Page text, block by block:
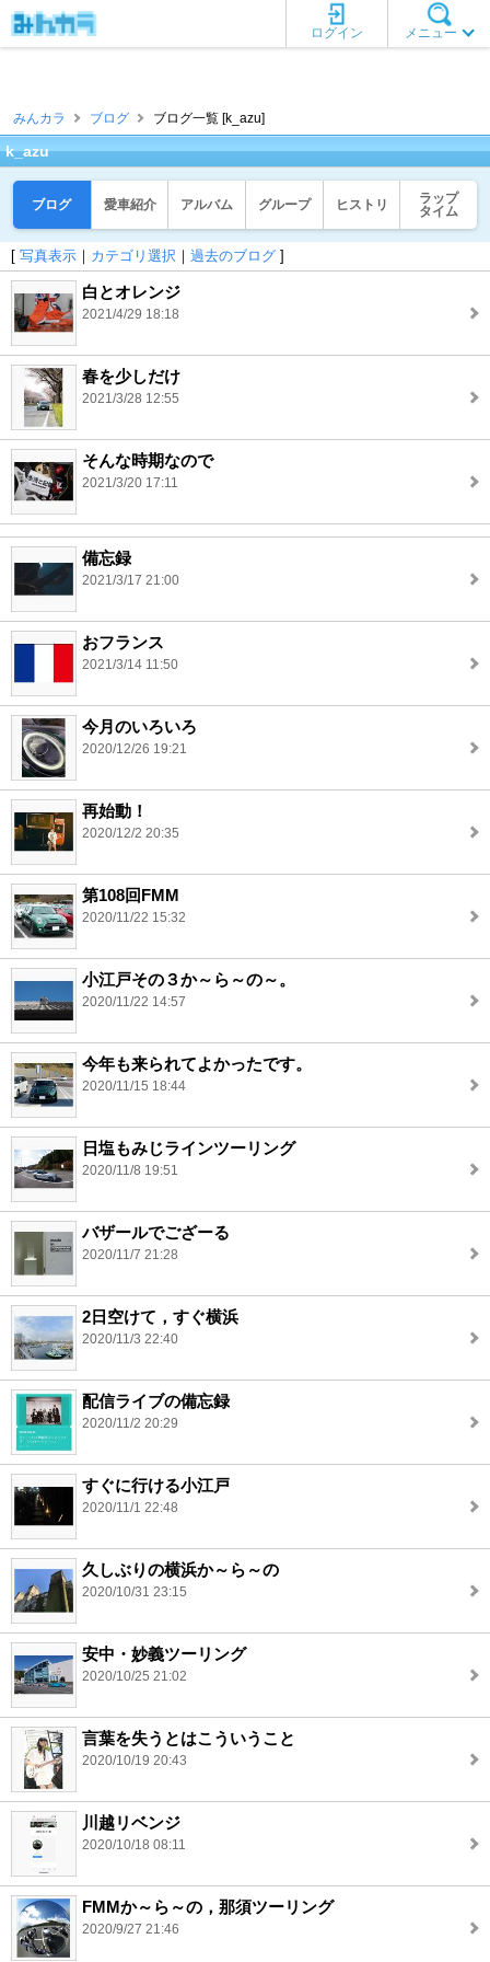
メニュー
ログイン
みんカラ ブログ ブログ一覧 [k_azu]
k_azu
ブログ 愛車紹介 アルバム グループ ヒストリ
ラップ
タイム
[ 写真表示 ｜ カテゴリ選択 ｜ 過去のブログ ]
白とオレンジ
2021/4/29 18:18
春を少しだけ
2021/3/28 12:55
そんな時期なので
2021/3/20 17:11
備忘録
2021/3/17 21:00
おフランス
2021/3/14 11:50
今月のいろいろ
2020/12/26 19:21
再始動！
2020/12/2 20:35
第108回FMM
2020/11/22 15:32
小江戸その３か～ら～の～。
2020/11/22 14:57
今年も来られてよかったです。
2020/11/15 18:44
日塩もみじラインツーリング
2020/11/8 19:51
バザールでござーる
2020/11/7 21:28
2日空けて，すぐ横浜
2020/11/3 22:40
配信ライブの備忘録
2020/11/2 20:29
すぐに行ける小江戸
2020/11/1 22:48
久しぶりの横浜か～ら～の
2020/10/31 23:15
安中・妙義ツーリング
2020/10/25 21:02
言葉を失うとはこういうこと
2020/10/19 20:43
川越リベンジ
2020/10/18 08:11
FMMか～ら～の，那須ツーリング
2020/9/27 21:46